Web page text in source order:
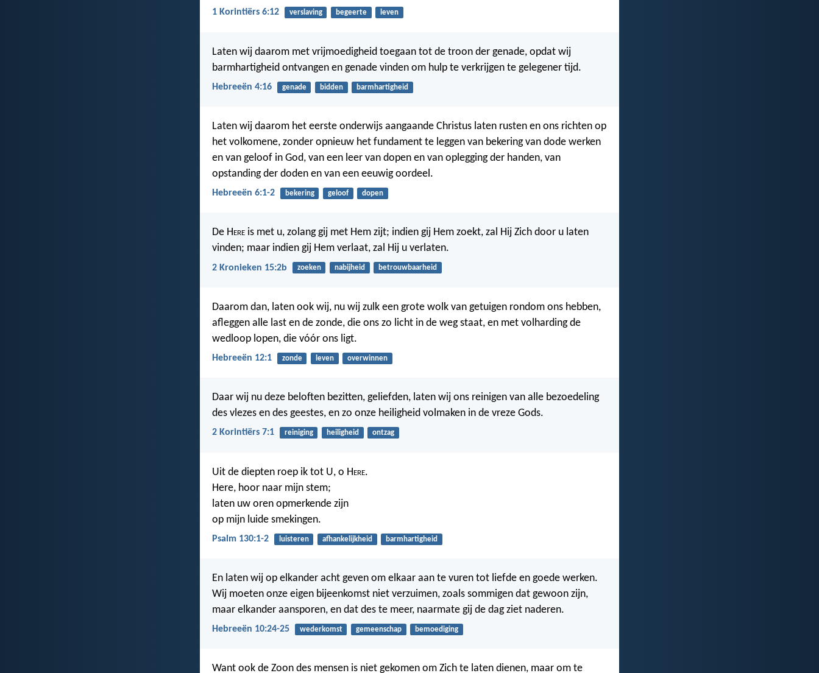
1 Korintiërs 6:12 verslaving begeerte leven
Laten wij daarom met vrijmoedigheid toegaan tot de troon der genade, opdat wij
barmhartigheid ontvangen en genade vinden om hulp te verkrijgen te gelegener tijd.
Hebreeën 4:16 genade bidden barmhartigheid
Laten wij daarom het eerste onderwijs aangaande Christus laten rusten en ons richten op
het volkomene, zonder opnieuw het fundament te leggen van bekering van dode werken
en van geloof in God, van een leer van dopen en van oplegging der handen, van
opstanding der doden en van een eeuwig oordeel.
Hebreeën 6:1-2 bekering geloof dopen
De Here is met u, zolang gij met Hem zijt; indien gij Hem zoekt, zal Hij Zich door u laten
vinden; maar indien gij Hem verlaat, zal Hij u verlaten.
2 Kronieken 15:2b zoeken nabijheid betrouwbaarheid
Daarom dan, laten ook wij, nu wij zulk een grote wolk van getuigen rondom ons hebben,
afleggen alle last en de zonde, die ons zo licht in de weg staat, en met volharding de
wedloop lopen, die vóór ons ligt.
Hebreeën 12:1 zonde leven overwinnen
Daar wij nu deze beloften bezitten, geliefden, laten wij ons reinigen van alle bezoedeling
des vlezes en des geestes, en zo onze heiligheid volmaken in de vreze Gods.
2 Korintiërs 7:1 reiniging heiligheid ontzag
Uit de diepten roep ik tot U, o Here.
Here, hoor naar mijn stem;
laten uw oren opmerkende zijn
op mijn luide smekingen.
Psalm 130:1-2 luisteren afhankelijkheid barmhartigheid
En laten wij op elkander acht geven om elkaar aan te vuren tot liefde en goede werken.
Wij moeten onze eigen bijeenkomst niet verzuimen, zoals sommigen dat gewoon zijn,
maar elkander aansporen, en dat des te meer, naarmate gij de dag ziet naderen.
Hebreeën 10:24-25 wederkomst gemeenschap bemoediging
Want ook de Zoon des mensen is niet gekomen om Zich te laten dienen, maar om te